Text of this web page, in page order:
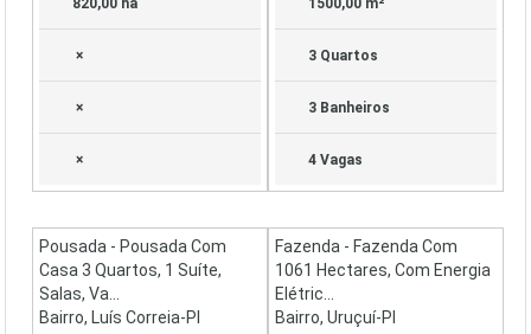
820,00 ha
×
×
×
1500,00 m²
3 Quartos
3 Banheiros
4 Vagas
Pousada - Pousada Com
Casa 3 Quartos, 1 Suíte,
Salas, Va...
Bairro, Luís Correia-PI
Fazenda - Fazenda Com
1061 Hectares, Com Energia
Elétric...
Bairro, Uruçuí-PI